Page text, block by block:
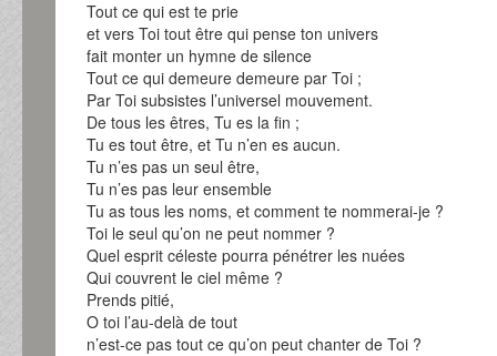
Tout ce qui est te prie
et vers Toi tout être qui pense ton univers
fait monter un hymne de silence
Tout ce qui demeure demeure par Toi ;
Par Toi subsistes l’universel mouvement.
De tous les êtres, Tu es la fin ;
Tu es tout être, et Tu n’en es aucun.
Tu n’es pas un seul être,
Tu n’es pas leur ensemble
Tu as tous les noms, et comment te nommerai-je ?
Toi le seul qu’on ne peut nommer ?
Quel esprit céleste pourra pénétrer les nuées
Qui couvrent le ciel même ?
Prends pitié,
O toi l’au-delà de tout
n’est-ce pas tout ce qu’on peut chanter de Toi ?